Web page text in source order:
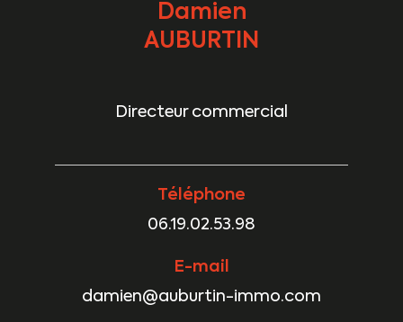
Damien
AUBURTIN
Directeur commercial
Téléphone
06.19.02.53.98
E-mail
damien@auburtin-immo.com